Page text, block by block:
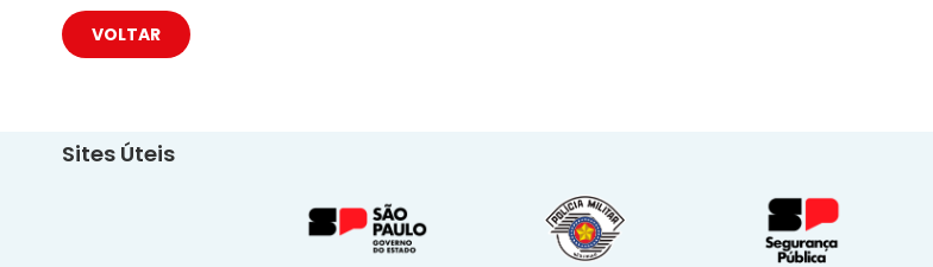
VOLTAR
Sites Úteis